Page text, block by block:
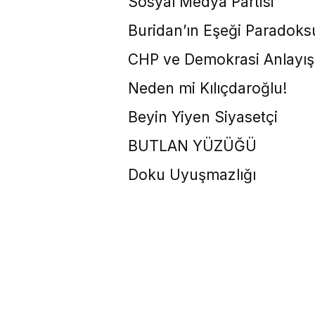
Buridan’ın Eşeği
CHP ve Demokrasi
Neden mi Kılıçdaroğlu!
Beyin Yiyen Siyasetçi
BUTLAN YÜZÜĞÜ
Doku Uyuşmazlığı